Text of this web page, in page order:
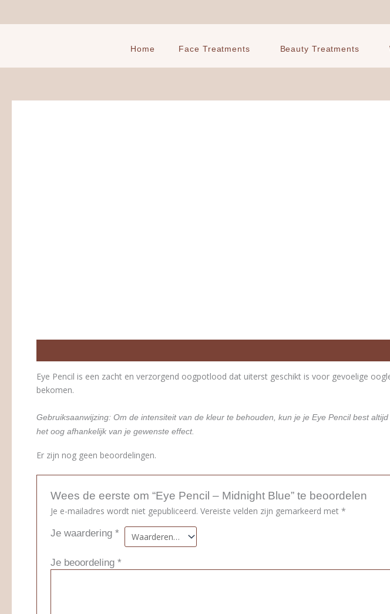
Home Face Treatments Beauty Treatments
Eye Pencil is een zacht en verzorgend oogpotlood dat uiterst geschikt is voor gevoelige
bekomen.
Gebruiksaanwijzing: Om de intensiteit van de kleur te behouden, kun je je Eye Pencil best
het oog afhankelijk van je gewenste effect.
Er zijn nog geen beoordelingen.
Wees de eerste om “Eye Pencil – Midnight Blue” te beoordelen
Je e-mailadres wordt niet gepubliceerd. Vereiste velden zijn gemarkeerd met*
Je waardering*
Je beoordeling*